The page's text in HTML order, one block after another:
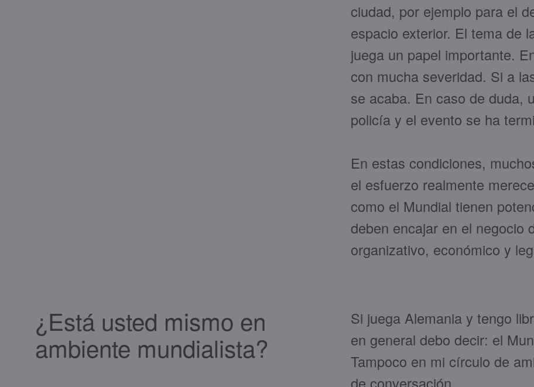
ciudad, por ejemplo para el
espacio exterior. El tema de
juega un papel importante.
con mucha severidad. Si a
se acaba. En caso de duda,
policía y el evento se ha
En estas condiciones,
el esfuerzo realmente
como el Mundial tienen
deben encajar en el negocio
organizativo, económico y
¿Está usted mismo en
ambiente mundialista?
Si juega Alemania y tengo
en general debo decir: el
Tampoco en mi círculo de
de conversación.